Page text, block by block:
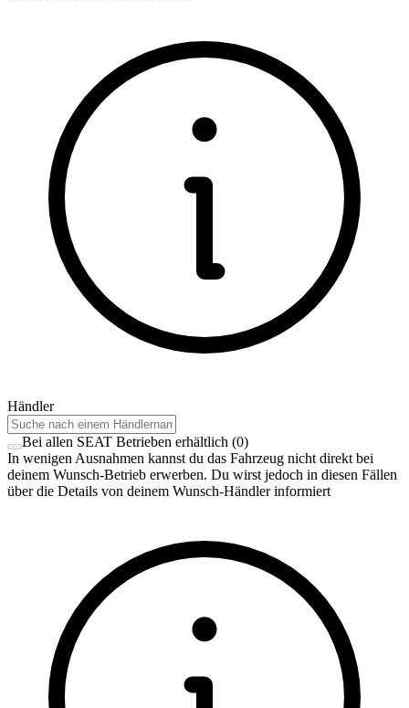
Händler
Bei allen SEAT Betrieben erhältlich (0)
In wenigen Ausnahmen kannst du das Fahrzeug nicht direkt bei
deinem Wunsch-Betrieb erwerben. Du wirst jedoch in diesen Fällen
über die Details von deinem Wunsch-Händler informiert